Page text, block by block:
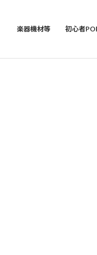
楽器機材等 初心者